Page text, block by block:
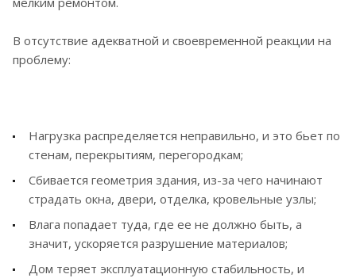
В отсутствие адекватной и своевременной реакции на
проблему:
Нагрузка распределяется неправильно, и это бьет по
стенам, перекрытиям, перегородкам;
Сбивается геометрия здания, из-за чего начинают
страдать окна, двери, отделка, кровельные узлы;
Влага попадает туда, где ее не должно быть, а
значит, ускоряется разрушение материалов;
Дом теряет эксплуатационную стабильность, и